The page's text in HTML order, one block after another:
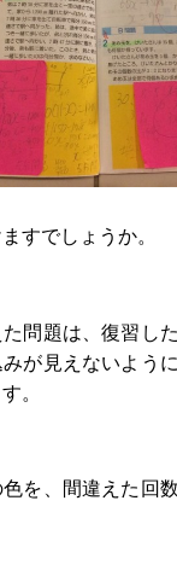
すでしょうか。
問題は、復習し
が見えないよう
。
を、間違えた回